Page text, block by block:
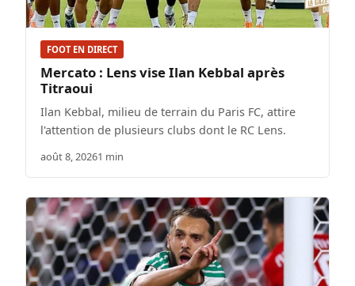
FOOT EN DIRECT
Mercato : Lens vise Ilan Kebbal après
Titraoui
Ilan Kebbal, milieu de terrain du Paris FC, attire
l'attention de plusieurs clubs dont le RC Lens.
août 8, 20261 min